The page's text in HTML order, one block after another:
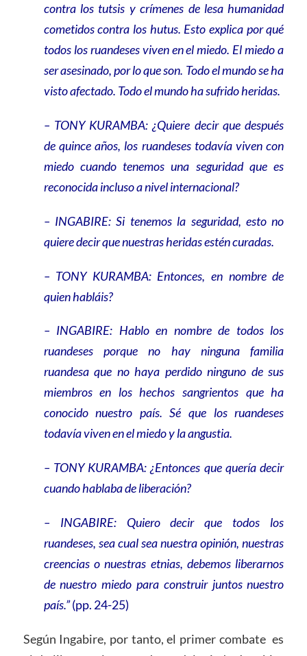
contra los tutsis y crímenes de lesa humanidad
cometidos contra los hutus. Esto explica por qué
todos los ruandeses viven en el miedo. El miedo a
ser asesinado, por lo que son. Todo el mundo se ha
visto afectado. Todo el mundo ha sufrido heridas.
– TONY KURAMBA: ¿Quiere decir que después
de quince años, los ruandeses todavía viven con
miedo cuando tenemos una seguridad que es
reconocida incluso a nivel internacional?
– INGABIRE: Si tenemos la seguridad, esto no
quiere decir que nuestras heridas estén curadas.
– TONY KURAMBA: Entonces, en nombre de
quien habláis?
– INGABIRE: Hablo en nombre de todos los
ruandeses porque no hay ninguna familia
ruandesa que no haya perdido ninguno de sus
miembros en los hechos sangrientos que ha
conocido nuestro país. Sé que los ruandeses
todavía viven en el miedo y la angustia.
– TONY KURAMBA: ¿Entonces que quería decir
cuando hablaba de liberación?
– INGABIRE: Quiero decir que todos los
ruandeses, sea cual sea nuestra opinión, nuestras
creencias o nuestras etnias, debemos liberarnos
de nuestro miedo para construir juntos nuestro
país.”(pp. 24-25)
Según Ingabire, por tanto, el primer combate es